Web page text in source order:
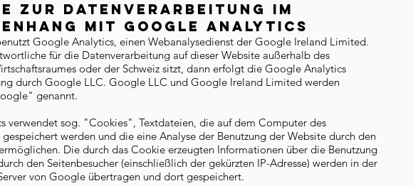
zur Datenverarbeitung im
mit Google Analytics
Google Analytics, einen Webanalysedienst der Google Ireland Limited.
für die Datenverarbeitung auf dieser Website außerhalb des
oder der Schweiz sitzt, dann erfolgt die Google Analytics
durch Google LLC. Google LLC und Google Ireland Limited werden
genannt.
verwendet sog. "Cookies", Textdateien, die auf dem Computer des
gespeichert werden und die eine Analyse der Benutzung der Website durch den
Die durch das Cookie erzeugten Informationen über die Benutzung
den Seitenbesucher (einschließlich der gekürzten IP-Adresse) werden in der
von Google übertragen und dort gespeichert.